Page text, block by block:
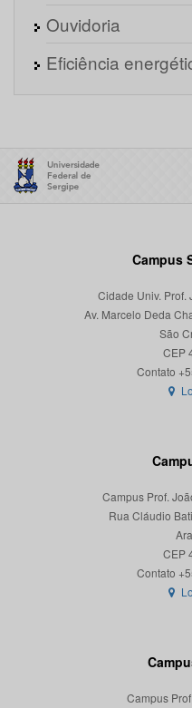
Ouvidoria
Eficiência
Campus
Cidade Univ. Prof.
Av. Marcelo Deda
São
CEP
Campus Prof.
Rua Cláudio
CEP
Campus